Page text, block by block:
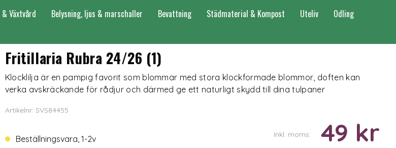
Växtvård Belysning, ljus & marschaller Bevattning Städmaterial & Kompost Uteliv
Odling
Fritillaria Rubra 24/26 (1)
Klocklilja är en pampig favorit som blommar med stora klockformade blommor, doften kan
verka avskräckande för rådjur och därmed ge ett naturligt skydd till dina tulpaner
Artikelnr: SVS84455
Beställningsvara, 1-2v Inkl. moms: 49 kr